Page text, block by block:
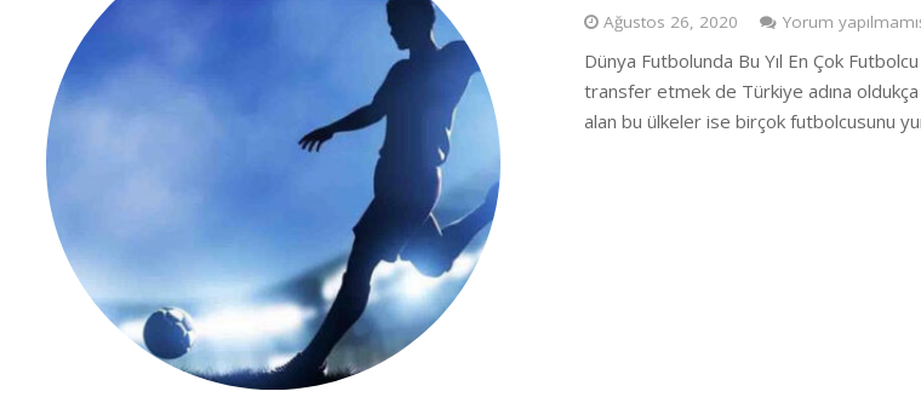
Ağustos 26, 2020 Yorum
Dünya Futbolunda Bu Yıl En Çok
transfer etmek de Türkiye adına
alan bu ülkeler ise birçok futbolcusunu